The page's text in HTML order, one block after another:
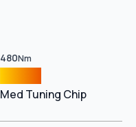
480Nm
Med Tuning Chip